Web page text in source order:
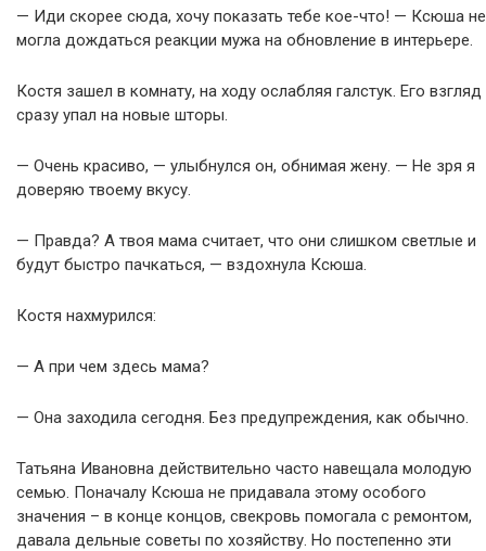
— Иди скорее сюда, хочу показать тебе кое-что! — Ксюша не
могла дождаться реакции мужа на обновление в интерьере.
Костя зашел в комнату, на ходу ослабляя галстук. Его взгляд
сразу упал на новые шторы.
— Очень красиво, — улыбнулся он, обнимая жену. — Не зря я
доверяю твоему вкусу.
— Правда? А твоя мама считает, что они слишком светлые и
будут быстро пачкаться, — вздохнула Ксюша.
Костя нахмурился:
— А при чем здесь мама?
— Она заходила сегодня. Без предупреждения, как обычно.
Татьяна Ивановна действительно часто навещала молодую
семью. Поначалу Ксюша не придавала этому особого
значения – в конце концов, свекровь помогала с ремонтом,
давала дельные советы по хозяйству. Но постепенно эти